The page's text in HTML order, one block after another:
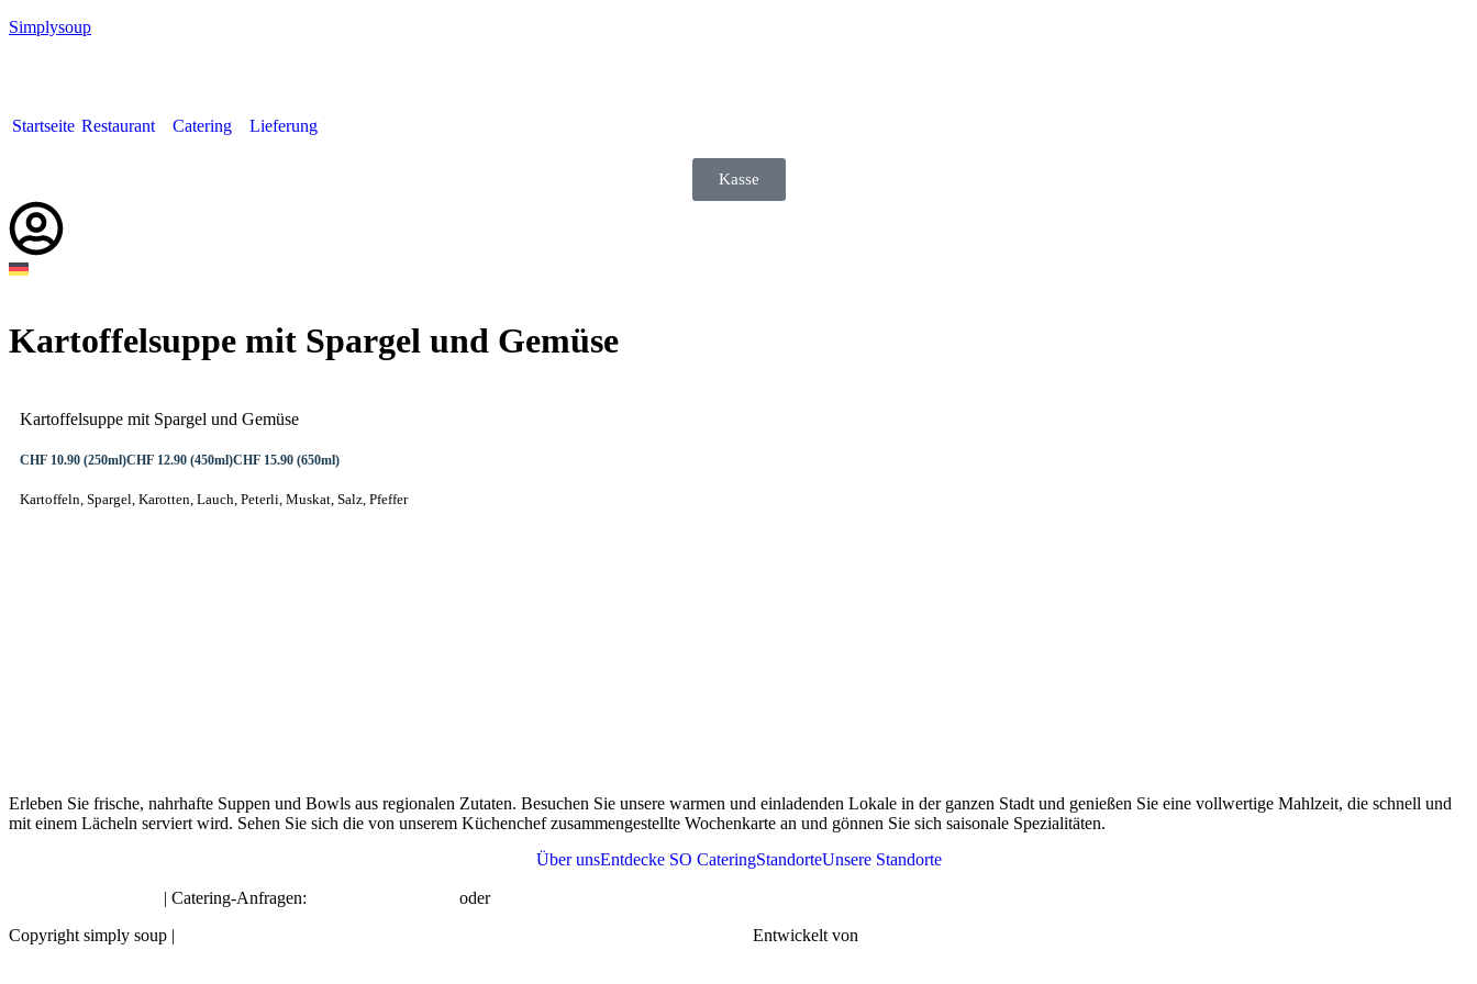
Simplysoup
Startseite Restaurant Catering Lieferung
Kasse
Kartoffelsuppe mit Spargel und Gemüse
Kartoffelsuppe mit Spargel und Gemüse
CHF 10.90 (250ml)CHF 12.90 (450ml)CHF 15.90 (650ml)
Kartoffeln, Spargel, Karotten, Lauch, Peterli, Muskat, Salz, Pfeffer
Erleben Sie frische, nahrhafte Suppen und Bowls aus regionalen Zutaten. Besuchen Sie unsere warmen und einladenden Lokale in der ganzen Stadt und genießen Sie eine vollwertige Mahlzeit, die schnell und
mit einem Lächeln serviert wird. Sehen Sie sich die von unserem Küchenchef zusammengestellte Wochenkarte an und gönnen Sie sich saisonale Spezialitäten.
Über unsEntdecke SO CateringStandorteUnsere Standorte
| Catering-Anfragen: oder
Copyright simply soup |
Entwickelt von